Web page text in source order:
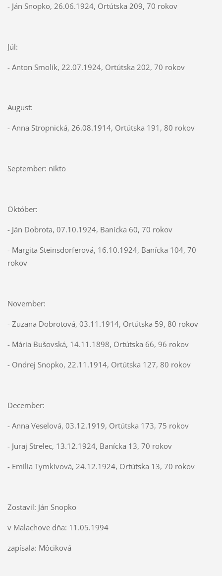
- Ján Snopko, 26.06.1924, Ortútska 209, 70 rokov
Júl:
- Anton Smolík, 22.07.1924, Ortútska 202, 70 rokov
August:
- Anna Stropnická, 26.08.1914, Ortútska 191, 80 rokov
September: nikto
Október:
- Ján Dobrota, 07.10.1924, Banícka 60, 70 rokov
- Margita Steinsdorferová, 16.10.1924, Banícka 104, 70
rokov
November:
- Zuzana Dobrotová, 03.11.1914, Ortútska 59, 80 rokov
- Mária Bušovská, 14.11.1898, Ortútska 66, 96 rokov
- Ondrej Snopko, 22.11.1914, Ortútska 127, 80 rokov
December:
- Anna Veselová, 03.12.1919, Ortútska 173, 75 rokov
- Juraj Strelec, 13.12.1924, Banícka 13, 70 rokov
- Emília Tymkivová, 24.12.1924, Ortútska 13, 70 rokov
Zostavil: Ján Snopko
v Malachove dňa: 11.05.1994
zapísala: Môciková